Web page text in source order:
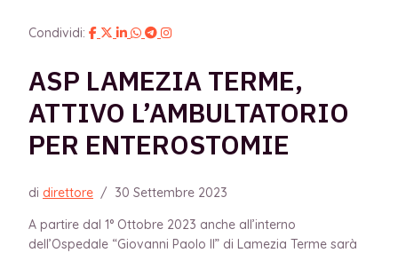
Condividi:
ASP LAMEZIA TERME,
ATTIVO L’AMBULTATORIO
PER ENTEROSTOMIE
di direttore / 30 Settembre 2023
A partire dal 1° Ottobre 2023 anche all’interno
dell’Ospedale “Giovanni Paolo II” di Lamezia Terme sarà